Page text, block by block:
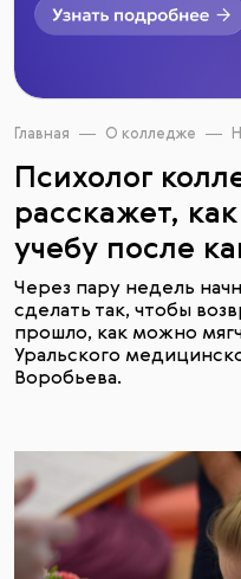
Главная О колледже
Психолог
расскажет,
учебу после
Через пару недель
сделать так, чтобы
прошло, как можно
Уральского
Воробьева.